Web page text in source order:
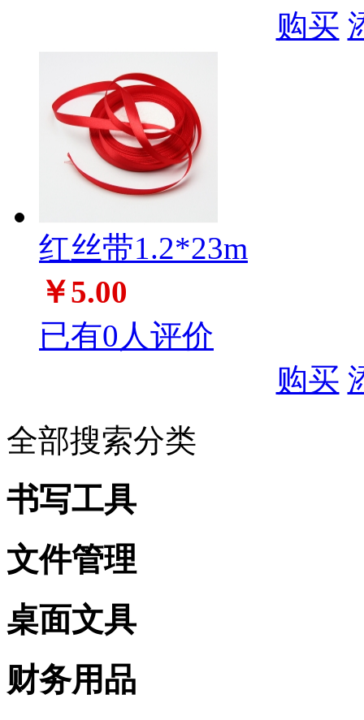
购买
红丝带1.2*23m
￥5.00
已有0人评价
购买
全部搜索分类
书写工具
文件管理
桌面文具
财务用品